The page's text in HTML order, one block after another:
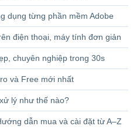
dụng từng phần mềm Adobe
điện thoại, máy tính đơn giản
chuyên nghiệp trong 30s
và Free mới nhất
lý như thế nào?
dẫn mua và cài đặt từ A–Z